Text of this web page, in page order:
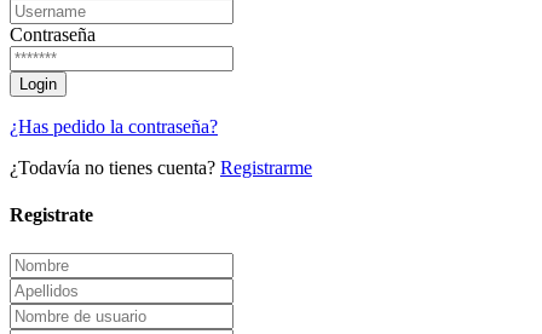
Contraseña
¿Has pedido la contraseña?
¿Todavía no tienes cuenta? Registrarme
Registrate